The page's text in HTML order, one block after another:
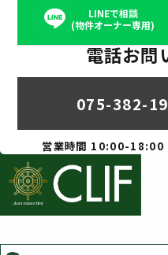
LINEで相談
(物件オーナー専用)
電話お問
075-382-
営業時間 10:00-18:00